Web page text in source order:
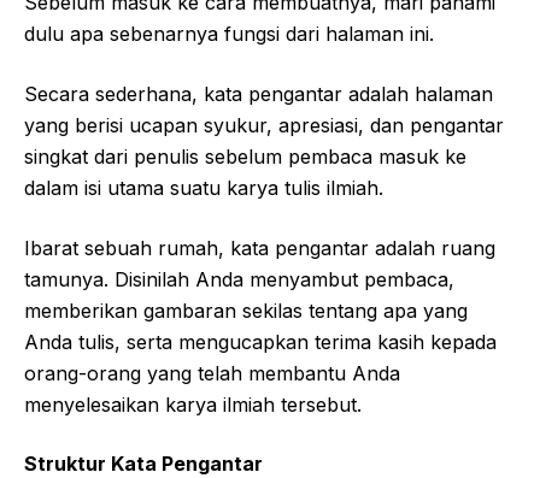
dulu apa sebenarnya fungsi dari halaman ini.
Secara sederhana, kata pengantar adalah halaman
yang berisi ucapan syukur, apresiasi, dan pengantar
singkat dari penulis sebelum pembaca masuk ke
dalam isi utama suatu karya tulis ilmiah.
Ibarat sebuah rumah, kata pengantar adalah ruang
tamunya. Disinilah Anda menyambut pembaca,
memberikan gambaran sekilas tentang apa yang
Anda tulis, serta mengucapkan terima kasih kepada
orang-orang yang telah membantu Anda
menyelesaikan karya ilmiah tersebut.
Struktur Kata Pengantar